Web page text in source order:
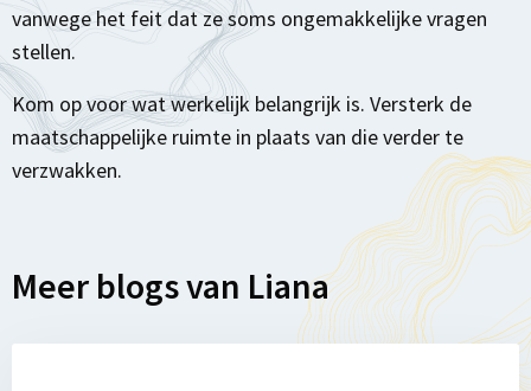
vanwege het feit dat ze soms ongemakkelijke vragen
stellen.
Kom op voor wat werkelijk belangrijk is. Versterk de
maatschappelijke ruimte in plaats van die verder te
verzwakken.
Meer blogs van Liana